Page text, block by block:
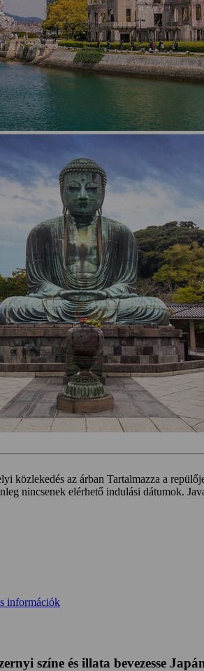
közlekedés az árban Tartalmazza a
nincsenek elérhető indulási dátumok.
információk
színe és illata bevezesse